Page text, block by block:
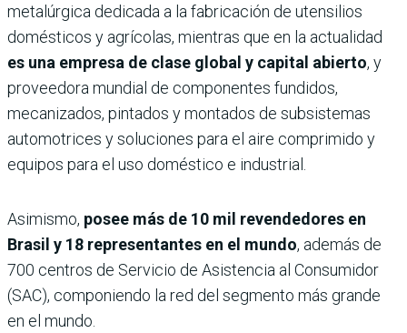
metalúrgica dedicada a la fabricación de utensilios
domésticos y agrícolas, mientras que en la actualidad
es una empresa de clase global y capital abierto, y
proveedora mundial de componentes fundidos,
mecanizados, pintados y montados de subsistemas
automotrices y soluciones para el aire comprimido y
equipos para el uso doméstico e industrial.
Asimismo, posee más de 10 mil revendedores en
Brasil y 18 representantes en el mundo, además de
700 centros de Servicio de Asistencia al Consumidor
(SAC), componiendo la red del segmento más grande
en el mundo.